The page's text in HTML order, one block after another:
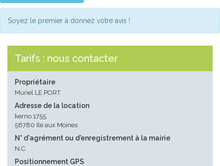
Soyez le premier à donnez votre avis !
Tarifs : nous contacter
Propriétaire
Muriel LE PORT
Adresse de la location
kerno 1755
56780 Ile aux Moines
N° d'agrément ou d'enregistrement à la mairie
N.C.
Positionnement GPS